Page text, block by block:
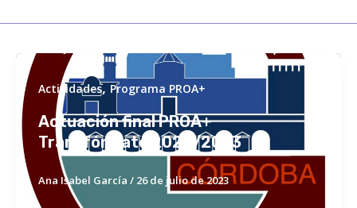
Actividades,Programa PROA+
Actuación final PROA+
Transfórmate 2022/2023
Ana Isabel García/ 26 de julio de 2023